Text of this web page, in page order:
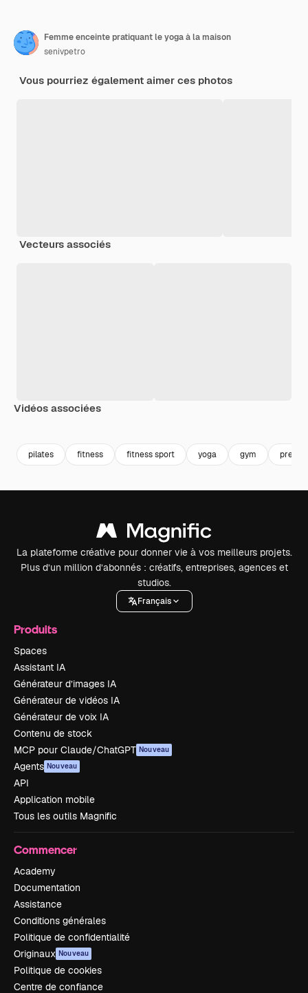
Femme enceinte pratiquant le yoga à la maison
senivpetro
Vous pourriez également aimer ces photos
Vecteurs associés
Vidéos associées
pilates fitness fitness sport yoga gym
La plateforme créative pour donner vie à vos meilleurs projets.
Plus d’un million d’abonnés : créatifs, entreprises, agences et
studios.
Français
Produits
Spaces
Assistant IA
Générateur d’images IA
Générateur de vidéos IA
Générateur de voix IA
Contenu de stock
MCP pour Claude/ChatGPT Nouveau
Agents Nouveau
API
Application mobile
Tous les outils Magnific
Commencer
Academy
Documentation
Assistance
Conditions générales
Politique de confidentialité
Originaux Nouveau
Politique de cookies
Centre de confiance